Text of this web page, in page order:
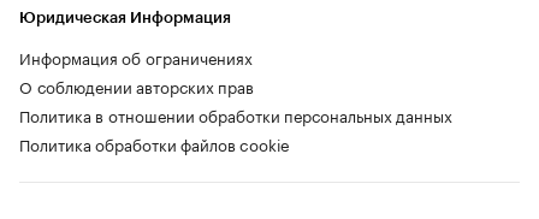
Юридическая Информация
Информация об ограничениях
О соблюдении авторских прав
Политика в отношении обработки персональных данных
Политика обработки файлов cookie